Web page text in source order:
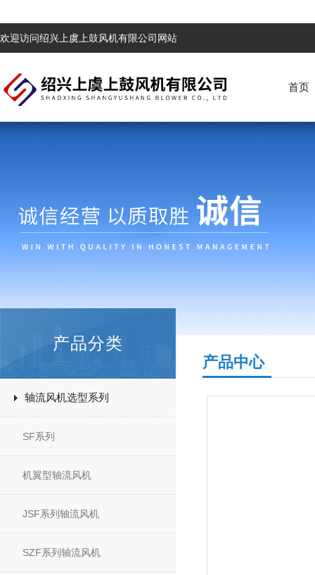
欢迎访问绍兴上虞上鼓风机有限公司网站
首页
产品分类
轴流风机选型系列
SF系列
机翼型轴流风机
JSF系列轴流风机
SZF系列轴流风机
产品中心